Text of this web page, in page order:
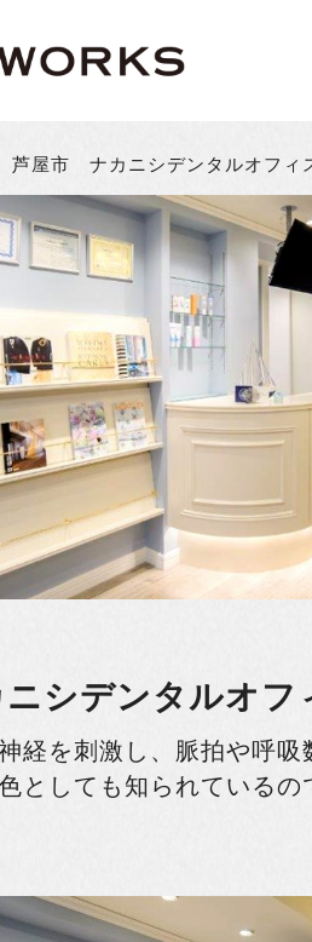
芦屋市 ナカニシデンタルオフ
シデンタルオ
経を刺激し、脈拍や呼
としても知られている